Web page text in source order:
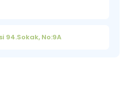
94.Sokak, No:9A